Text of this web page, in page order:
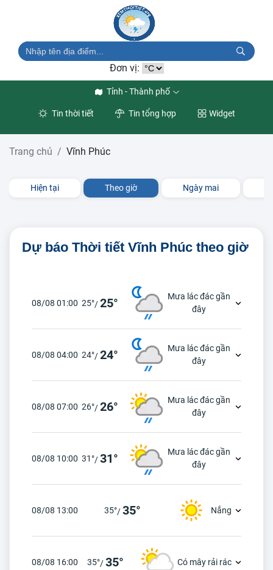
Đơn vị:
Tỉnh - Thành phố
Tin thời tiết Tin tổng hợp Widget
Trang chủ Vĩnh Phúc
Hiện tại Theo giờ Ngày mai
Dự báo Thời tiết Vĩnh Phúc theo giờ
08/08 01:00 25°/25°
Mưa lác đác gần
đây
08/08 04:00 24°/24°
Mưa lác đác gần
đây
08/08 07:00 26°/26°
Mưa lác đác gần
đây
08/08 10:00 31°/31°
Mưa lác đác gần
đây
08/08 13:00 35°/35° Nắng
08/08 16:00 35°/35° Có mây rải rác